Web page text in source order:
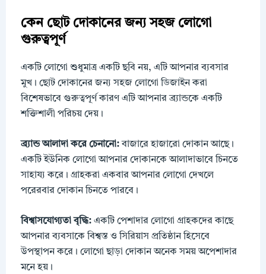
কেন ছোট দোকানের জন্য সহজ লোগো
গুরুত্বপূর্ণ
একটি লোগো শুধুমাত্র একটি ছবি নয়, এটি আপনার ব্যবসার
মুখ। ছোট দোকানের জন্য সহজ লোগো ডিজাইন করা
বিশেষভাবে গুরুত্বপূর্ণ কারণ এটি আপনার ব্র্যান্ডকে একটি
শক্তিশালী পরিচয় দেয়।
ব্র্যান্ড আলাদা করে চেনানো:বাজারে হাজারো দোকান আছে।
একটি ইউনিক লোগো আপনার দোকানকে আলাদাভাবে চিনতে
সাহায্য করে। গ্রাহকরা একবার আপনার লোগো দেখলে
পরেরবার দোকান চিনতে পারবে।
বিশ্বাসযোগ্যতা বৃদ্ধি: একটি পেশাদার লোগো গ্রাহকদের কাছে
আপনার ব্যবসাকে বিশ্বস্ত ও সিরিয়াস প্রতিষ্ঠান হিসেবে
উপস্থাপন করে। লোগো ছাড়া দোকান অনেক সময় অপেশাদার
মনে হয়।